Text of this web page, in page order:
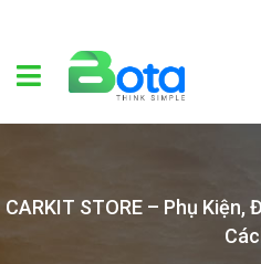
CARKIT STORE – Phụ Kiện,